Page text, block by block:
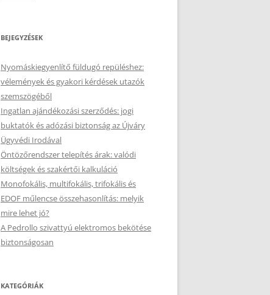
BEJEGYZÉSEK
Nyomáskiegyenlítő füldugó repüléshez:
vélemények és gyakori kérdések utazók
szemszögéből
Ingatlan ajándékozási szerződés: jogi
buktatók és adózási biztonság az Újváry
Ügyvédi Irodával
Öntözőrendszer telepítés árak: valódi
költségek és szakértői kalkuláció
Monofokális, multifokális, trifokális és
EDOF műlencse összehasonlítás: melyik
mire lehet jó?
A Pedrollo szivattyú elektromos bekötése
biztonságosan
KATEGÓRIÁK